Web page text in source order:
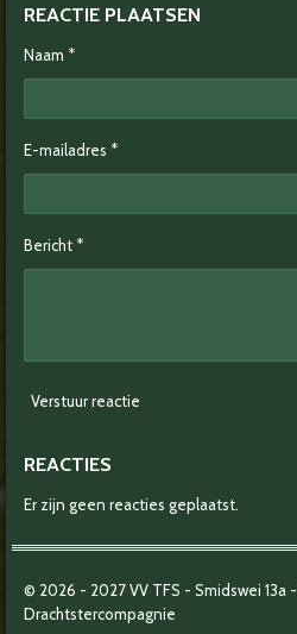
REACTIE PLAATSEN
Naam *
E-mailadres *
Bericht *
Verstuur reactie
REACTIES
Er zijn geen reacties geplaatst.
© 2026 - 2027VV TFS - Smidswei 13a -
Drachtstercompagnie